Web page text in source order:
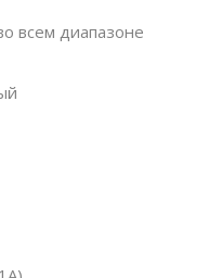
всем диапазоне